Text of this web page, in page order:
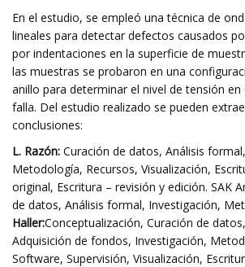
En el estudio, se empleó una técnica de
lineales para detectar defectos causados
por indentaciones en la superficie de
las muestras se probaron en una
anillo para determinar el nivel de tensión
falla. Del estudio realizado se pueden
conclusiones:
L. Razón: Curación de datos, Análisis
Metodología, Recursos, Visualización,
original, Escritura – revisión y edición. SAK
de datos, Análisis formal, Investigación,
Haller:Conceptualización, Curación de
Adquisición de fondos, Investigación,
Software, Supervisión, Visualización,